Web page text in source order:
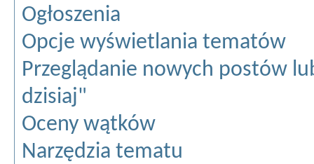
Ogłoszenia
Opcje wyświetlania tematów
Przeglądanie nowych postów
dzisiaj"
Oceny wątków
Narzędzia tematu